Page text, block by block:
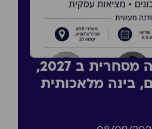
סדנה: העסקה מסחרית ב 2027,
בינה מלאכותית